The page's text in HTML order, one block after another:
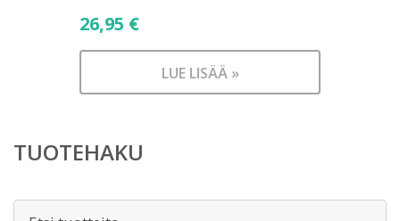
26,95 €
LUE LISÄÄ »
TUOTEHAKU